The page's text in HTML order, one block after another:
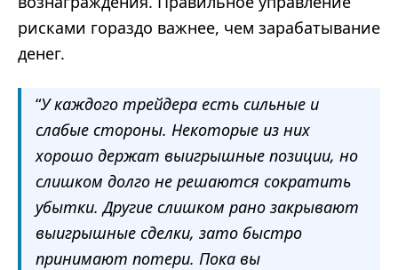
рисками гораздо важнее, чем зарабатывание
денег.
“У каждого трейдера есть сильные и
слабые стороны. Некоторые из них
хорошо держат выигрышные позиции, но
слишком долго не решаются сократить
убытки. Другие слишком рано закрывают
выигрышные сделки, зато быстро
принимают потери. Пока вы